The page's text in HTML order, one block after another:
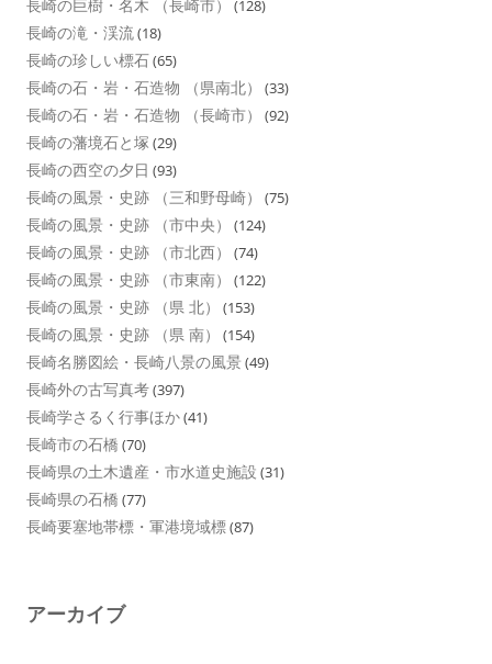
長崎の巨樹・名木 （長崎市） (128)
長崎の滝・渓流(18)
長崎の珍しい標石(65)
長崎の石・岩・石造物 （県南北） (33)
長崎の石・岩・石造物 （長崎市） (92)
長崎の藩境石と塚 (29)
長崎の西空の夕日 (93)
長崎の風景・史跡 （三和野母崎） (75)
長崎の風景・史跡 （市中央） (124)
長崎の風景・史跡 （市北西） (74)
長崎の風景・史跡 （市東南） (122)
長崎の風景・史跡 （県 北） (153)
長崎の風景・史跡 （県 南） (154)
長崎名勝図絵・長崎八景の風景 (49)
長崎外の古写真考(397)
長崎学さるく行事ほか(41)
長崎市の石橋 (70)
長崎県の土木遺産・市水道史施設 (31)
長崎県の石橋 (77)
長崎要塞地帯標・軍港境域標(87)
アーカイブ